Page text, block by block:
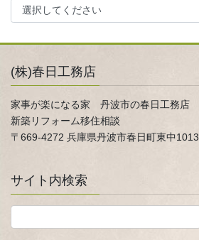
(株)春日工務店
家事が楽になる家 丹波市の春日工務店
新築リフォーム移住相談
〒669-4272 兵庫県丹波市春日町東中1013
サイト内検索